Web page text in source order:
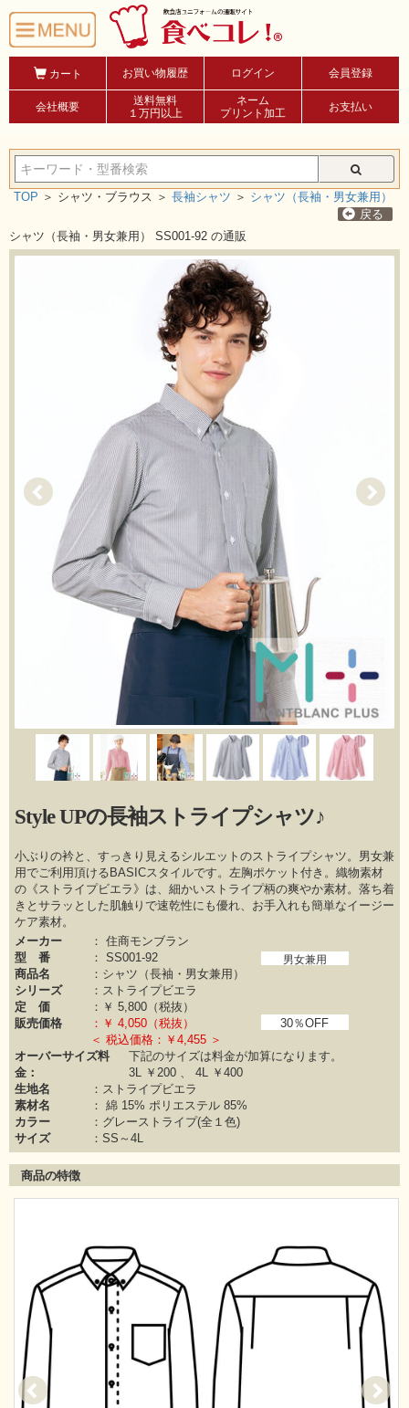
カート お買い物履歴 ログイン 会員登録
会社概要
送料無料
１万円以上
ネーム
プリント加工
お支払い
TOP ＞ シャツ・ブラウス ＞ 長袖シャツ ＞ シャツ（長袖・男女兼用）
戻る
シャツ（長袖・男女兼用） SS001-92 の通販
Style UPの長袖ストライプシャツ♪
小ぶりの衿と、すっきり見えるシルエットのストライプシャツ。男女兼
用でご利用頂けるBASICスタイルです。左胸ポケット付き。織物素材
の《ストライプビエラ》は、細かいストライプ柄の爽やか素材。落ち着
きとサラッとした肌触りで速乾性にも優れ、お手入れも簡単なイージー
ケア素材。
メーカー
：
住商モンブラン
型 番
：SS001-92 男女兼用
商品名
：シャツ（長袖・男女兼用）
シリーズ
： ストライプビエラ
定 価
：￥5,800（税抜）
販売価格
：￥4,050（税抜）
30％OFF
＜ 税込価格：￥4,455 ＞
オーバーサイズ料
金：
下記のサイズは料金が加算になります。
3L ￥200 、 4L ￥400
生地名
：ストライプビエラ
素材名
：綿 15% ポリエステル 85%
カラー
： グレーストライプ(全１色)
サイズ
：SS～4L
商品の特徴